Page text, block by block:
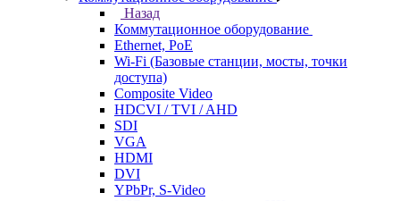
Назад
Коммутационное оборудование
Ethernet, PoE
Wi-Fi (Базовые станции, мосты, точки
доступа)
Composite Video
HDCVI / TVI / AHD
SDI
VGA
HDMI
DVI
YPbPr, S-Video